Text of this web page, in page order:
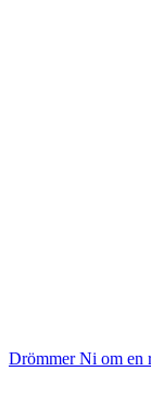
Drömmer Ni om en